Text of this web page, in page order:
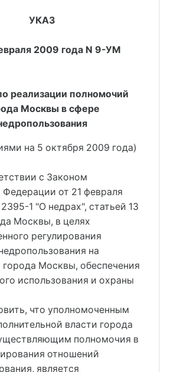
УКАЗ
2009 года N 9-УМ
реализации полномочий
Москвы в сфере
на 5 октября 2009 года)
с Законом
от 21 февраля
1 "О недрах", статьей 13
Москвы, в целях
регулирования
на
Москвы, обеспечения
использования и охраны
что уполномоченным
власти города
полномочия в
отношений
является